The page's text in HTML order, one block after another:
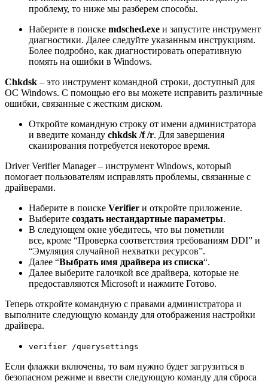
проблему, то ниже мы разберем способы.
Наберите в поиске mdsched.exe и запустите инструмент
диагностики. Далее следуйте указанным инструкциям.
Более подробно, как диагностировать оперативную
помять на ошибки в Windows.
Chkdsk – это инструмент командной строки, доступный для
ОС Windows. С помощью его вы можете исправить различные
ошибки, связанные с жестким диском.
Откройте командную строку от имени администратора
и введите команду chkdsk /f /r. Для завершения
сканирования потребуется некоторое время.
Driver Verifier Manager– инструмент Windows, который
помогает пользователям исправлять проблемы, связанные с
драйверами.
Наберите в поиске Verifier и откройте приложение.
Выберите создать нестандартные параметры.
В следующем окне убедитесь, что вы пометили
все, кроме “Проверка соответствия требованиям DDI” и
“Эмуляция случайной нехватки ресурсов”.
Далее “Выбрать имя драйвера из списка“.
Далее выберите галочкой все драйвера, которые не
предоставляются Microsoft и нажмите Готово.
Теперь откройте командную с правами администратора и
выполните следующую команду для отображения настройки
драйвера.
verifier /querysettings
Если флажки включены, то вам нужно будет загрузиться в
безопасном режиме и ввести следующую команду для сброса